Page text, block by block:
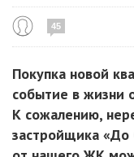
45
Покупка новой
событие в жизни
К сожалению,
застройщика